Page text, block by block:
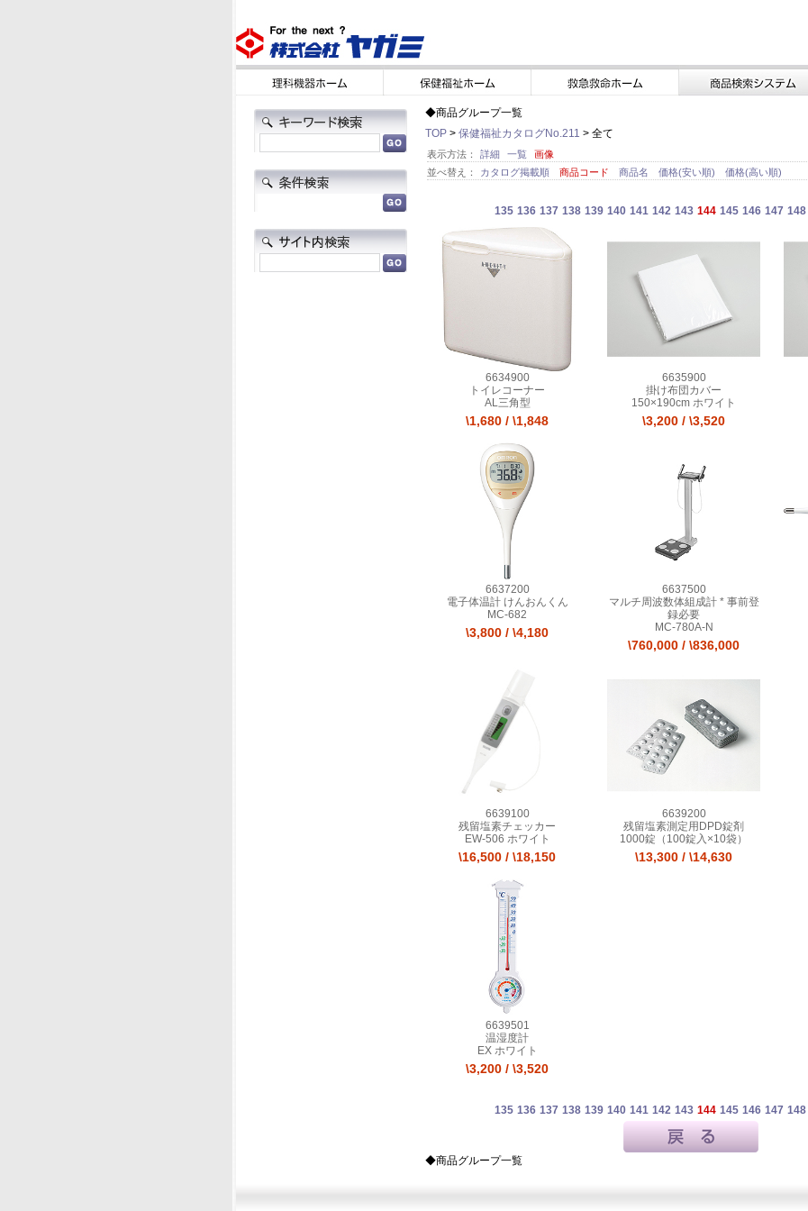
◆商品グループ一覧
TOP > 保健福祉カタログNo.211 > 全て
表示方法： 詳細 一覧
画像
並べ替え：
カタログ掲載順 商品コード 商品名 価格(安い順) 価格(高い順)
135 136 137 138 139 140 141 142 143 144 145 146 147 148
6634900
トイレコーナー
AL三角型
\1,680 / \1,848
6635900
掛け布団カバー
150×190cm ホワイト
\3,200 / \3,520
6637200
電子体温計 けんおんくん
MC-682
\3,800 / \4,180
6637500
マルチ周波数体組成計 * 事前登
録必要
MC-780A-N
\760,000 / \836,000
6639100
残留塩素チェッカー
EW-506 ホワイト
\16,500 / \18,150
6639200
残留塩素測定用DPD錠剤
1000錠（100錠入×10袋）
\13,300 / \14,630
6639501
温湿度計
EX ホワイト
\3,200 / \3,520
135 136 137 138 139 140 141 142 143 144 145 146 147 148
◆商品グループ一覧